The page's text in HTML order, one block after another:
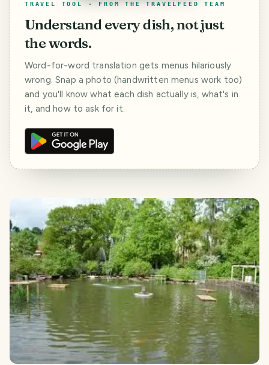
TRAVEL TOOL · FROM THE TRAVELFEED TEAM
Understand every dish, not just
the words.
Word-for-word translation gets menus hilariously
wrong. Snap a photo (handwritten menus work too)
and you'll know what each dish actually is, what's in
it, and how to ask for it.